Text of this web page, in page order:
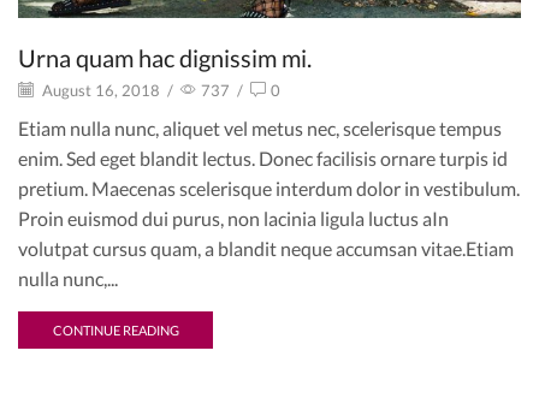
Urna quam hac dignissim mi.
August 16, 2018 / 737 / 0
Etiam nulla nunc, aliquet vel metus nec, scelerisque tempus
enim. Sed eget blandit lectus. Donec facilisis ornare turpis id
pretium. Maecenas scelerisque interdum dolor in vestibulum.
Proin euismod dui purus, non lacinia ligula luctus aIn
volutpat cursus quam, a blandit neque accumsan vitae.Etiam
nulla nunc,...
CONTINUE READING